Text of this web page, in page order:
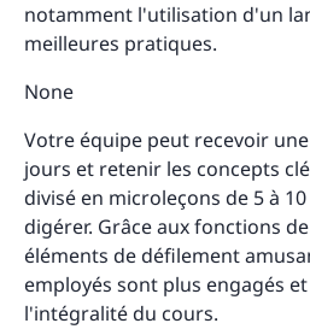
notamment l'utilisation d'un
meilleures pratiques.
None
Votre équipe peut recevoir
jours et retenir les concepts
divisé en microleçons de 5 à
digérer. Grâce aux fonctions
éléments de défilement
employés sont plus engagés
l'intégralité du cours.